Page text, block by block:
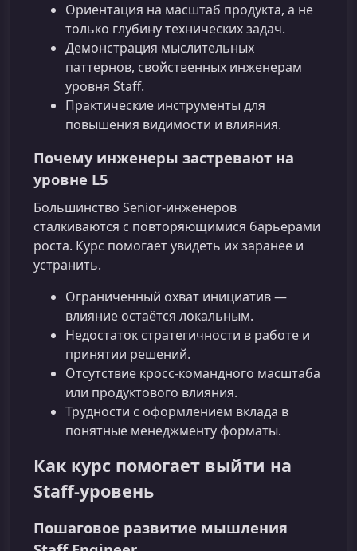
Ориентация на масштаб продукта, а не
только глубину технических задач.
Демонстрация мыслительных
паттернов, свойственных инженерам
уровня Staff.
Практические инструменты для
повышения видимости и влияния.
Почему инженеры застревают на
уровне L5
Большинство Senior‑инженеров
сталкиваются с повторяющимися барьерами
роста. Курс помогает увидеть их заранее и
устранить.
Ограниченный охват инициатив —
влияние остаётся локальным.
Недостаток стратегичности в работе и
принятии решений.
Отсутствие кросс‑командного масштаба
или продуктового влияния.
Трудности с оформлением вклада в
понятные менеджменту форматы.
Как курс помогает выйти на
Staff‑уровень
Пошаговое развитие мышления